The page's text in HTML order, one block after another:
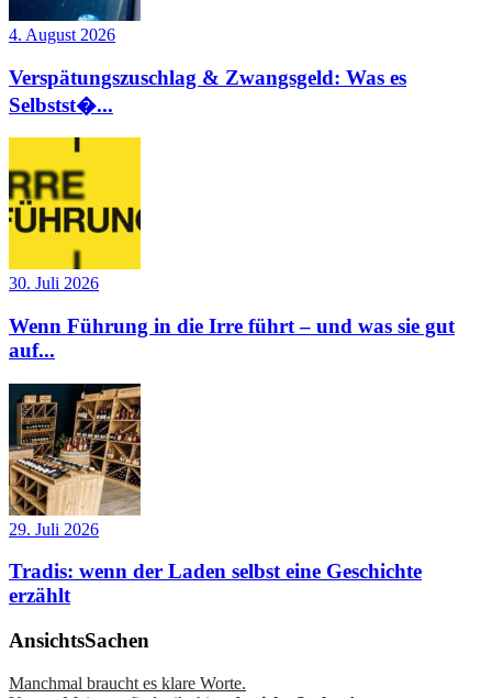
4. August 2026
Verspätungszuschlag & Zwangsgeld: Was es
Selbstst�...
30. Juli 2026
Wenn Führung in die Irre führt – und was sie gut
auf...
29. Juli 2026
Tradis: wenn der Laden selbst eine Geschichte
erzählt
AnsichtsSachen
Manchmal braucht es klare Worte.